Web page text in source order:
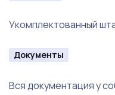
Укомплектованный
Документы
Вся документация у